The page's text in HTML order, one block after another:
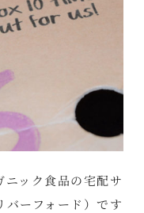
ック食品の宅配サ
ーフォード）です